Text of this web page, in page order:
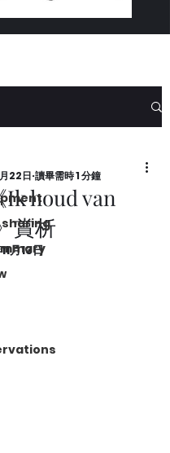
Ik houd van
賞析
22日 讀畢需時 1 分鐘
月13日